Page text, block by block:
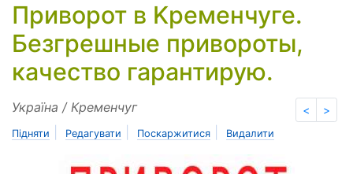
Приворот в Kременчуге.
Безгрешные привороты,
кaчество гарантирую.
< >
Україна / Кременчуг
Підняти Редагувати Поскаржитися Видалити